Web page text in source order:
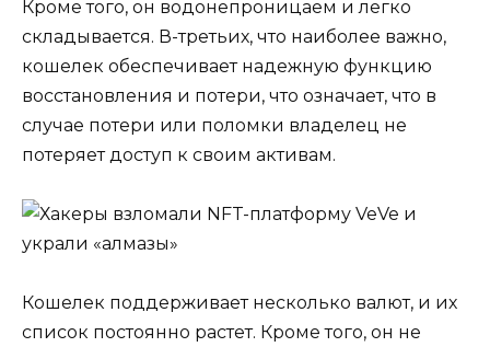
Кроме того, он водонепроницаем и легко
складывается. В-третьих, что наиболее важно,
кошелек обеспечивает надежную функцию
восстановления и потери, что означает, что в
случае потери или поломки владелец не
потеряет доступ к своим активам.
Кошелек поддерживает несколько валют, и их
список постоянно растет. Кроме того, он не